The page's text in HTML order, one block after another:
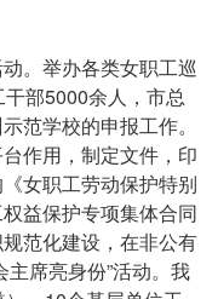
。举办各类女职工巡
部5000余人，市总
范学校的申报工作。
作用，制定文件，印
女职工劳动保护特别
益保护专项集体合同
范化建设，在非公有
席亮身份”活动。我